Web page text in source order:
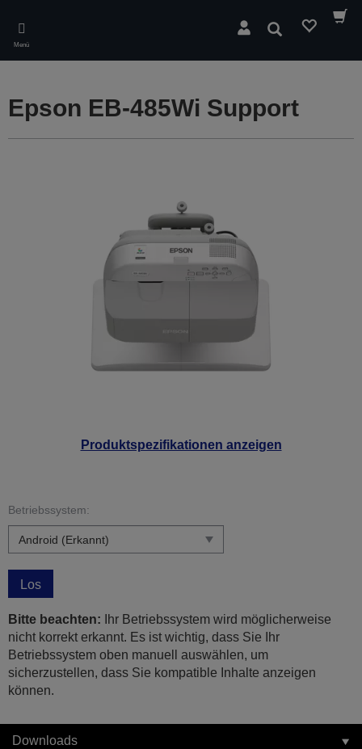
main
content
Menü
Suchen
Produktspezifikationen anzeigen
Epson EB-485Wi Support
Betriebssystem:
Los
Bitte beachten: Ihr Betriebssystem wird möglicherweise
nicht korrekt erkannt. Es ist wichtig, dass Sie Ihr
Betriebssystem oben manuell auswählen, um
sicherzustellen, dass Sie kompatible Inhalte anzeigen
können.
Downloads